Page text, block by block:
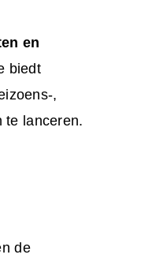
en
biedt
,
te lanceren.
de